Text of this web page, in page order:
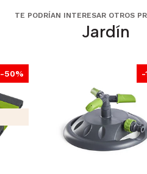
TE PODRÍAN INTERESAR OTROS
Jardín
-50% -